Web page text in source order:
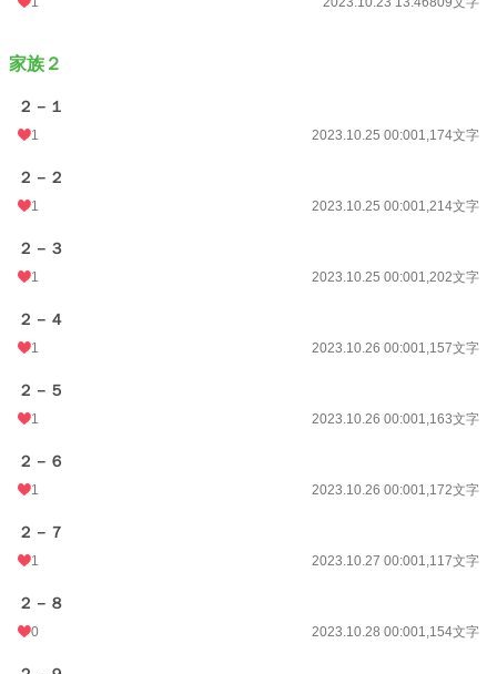
家族２
２－１
1 2023.10.25 00:001,174文字
２－２
1 2023.10.25 00:001,214文字
２－３
1 2023.10.25 00:001,202文字
２－４
1 2023.10.26 00:001,157文字
２－５
1 2023.10.26 00:001,163文字
２－６
1 2023.10.26 00:001,172文字
２－７
1 2023.10.27 00:001,117文字
２－８
0 2023.10.28 00:001,154文字